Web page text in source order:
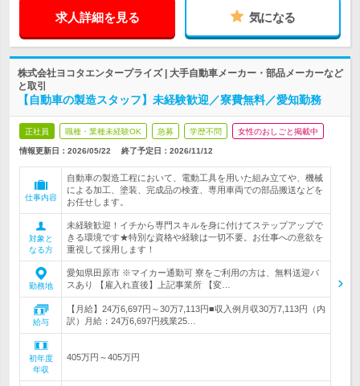
求人詳細を見る 気になる
株式会社ヨコタエンタープライズ | 大手自動車メーカー・部品メーカーなど
と取引
【自動車の製造スタッフ】未経験歓迎／寮費無料／愛知勤務
正社員 職種・業種未経験OK 急募 学歴不問 女性のおしごと掲載中
情報更新日：2026/05/22 終了予定日： 2026/11/12
仕事内容
自動車の製造工程において、電動工具を用いた組み立てや、機械
による加工、塗装、完成品の検査、専用車両での部品搬送などを
お任せします。
対象と
なる方
未経験歓迎！イチから専門スキルを身に付けてステップアップで
きる環境です★特別な資格や経験は一切不要。お仕事への意欲を
重視して採用します！
勤務地
愛知県田原市 ※マイカー通勤可 寮をご利用の方は、無料送迎バ
スあり 【雇入れ直後】上記事業所 【変…
給与
【月給】24万6,697円～30万7,113円■収入例月収30万7,113円（内
訳）月給：24万6,697円残業25…
初年度
年収
405万円～405万円